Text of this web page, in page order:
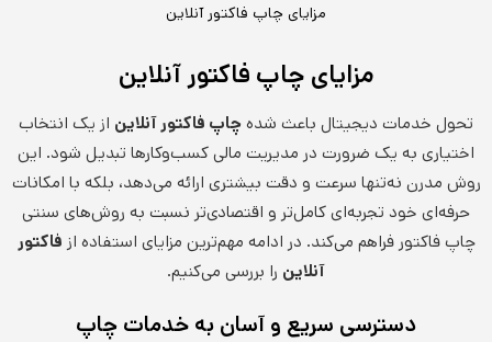
مزایای چاپ فاکتور آنلاین
مزایای چاپ فاکتور آنلاین
تحول خدمات دیجیتال باعث شدهچاپ فاکتور آنلاین از یک انتخاب
اختیاری به یک ضرورت در مدیریت مالی کسب‌وکارها تبدیل شود. این
روش مدرن نه‌تنها سرعت و دقت بیشتری ارائه می‌دهد، بلکه با امکانات
حرفه‌ای خود تجربه‌ای کامل‌تر و اقتصادی‌تر نسبت به روش‌های سنتی
چاپ فاکتور فراهم می‌کند. در ادامه مهم‌ترین مزایای استفاده از فاکتور
آنلاین را بررسی می‌کنیم.
دسترسی سریع و آسان به خدمات چاپ